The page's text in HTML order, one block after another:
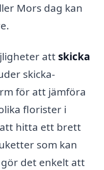
Mors dag kan
att skicka
skicka-
för att jämföra
florister i
hitta ett brett
som kan
det enkelt att